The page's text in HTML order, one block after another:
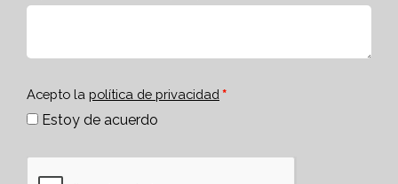
Acepto la política de privacidad
Estoy de acuerdo